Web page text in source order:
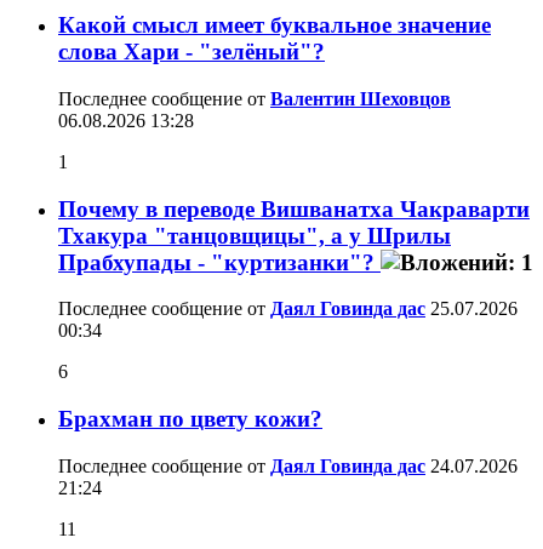
Какой смысл имеет буквальное значение
слова Хари - "зелёный"?
Последнее сообщение от Валентин Шеховцов
06.08.2026 13:28
1
Почему в переводе Вишванатха Чакраварти
Тхакура "танцовщицы", а у Шрилы
Прабхупады - "куртизанки"?
Последнее сообщение от Даял Говинда дас 25.07.2026
00:34
6
Брахман по цвету кожи?
Последнее сообщение от Даял Говинда дас 24.07.2026
21:24
11